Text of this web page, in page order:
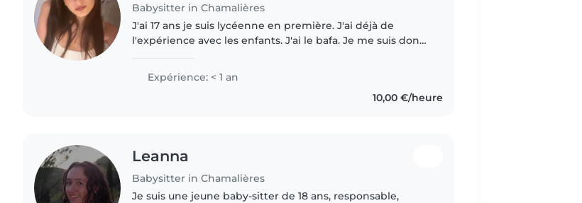
Babysitter in Chamalières
J'ai 17 ans je suis lycéenne en première. J'ai déjà de
l'expérience avec les enfants. J'ai le bafa. Je me suis donc
Expérience: < 1 an
10,00 €/heure
Leanna
Babysitter in Chamalières
Je suis une jeune baby-sitter de 18 ans, responsable,